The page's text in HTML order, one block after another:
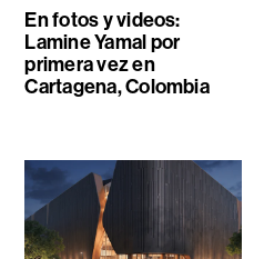
En fotos y videos:
Lamine Yamal por
primera vez en
Cartagena, Colombia